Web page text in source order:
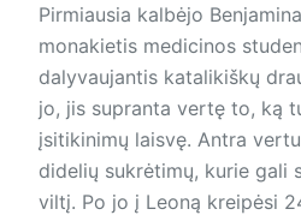
Pirmiausia kalbėjo
monakietis medicinos
dalyvaujantis katalikiškų
jo, jis supranta vertę to, ką
įsitikinimų laisvę. Antra
didelių sukrėtimų, kurie gali
viltį. Po jo į Leoną kreipėsi